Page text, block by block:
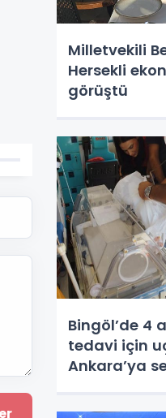
Milletvekili
Hersekli
görüştü
Bingöl’de 4
tedavi için
Ankara’ya